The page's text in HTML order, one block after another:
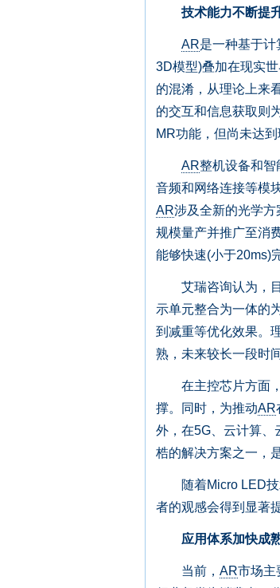
技术能力不断提
AR是一种基于
3D模型)叠加在现实
的混淆，从理论上来
的交互和信息获取则
MR功能，但尚未达
AR整机设备和智
音频和网络连接等模
AR涉及全新的光学方
规模量产并推广至消
能够快速(小于20ms)
艾瑞咨询认为，
示单元整合为一体的
到减重等优化效果。
熟，未来较长一段时
在主控芯片方面，
撑。同时，为推动AR
外，在5G、云计算、
梏的解决方案之一，
随着Micro LED技
者的观感会得到显著
应用体系加快成
当前， AR市场主